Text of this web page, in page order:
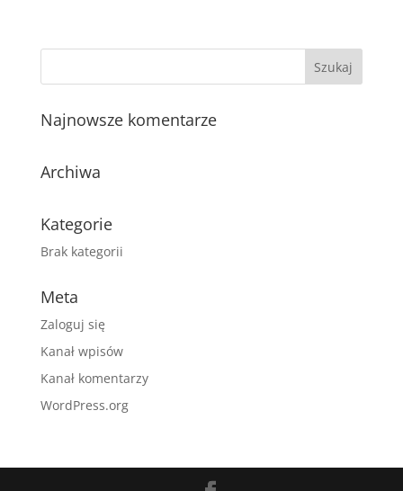
Najnowsze komentarze
Archiwa
Kategorie
Brak kategorii
Meta
Zaloguj się
Kanał wpisów
Kanał komentarzy
WordPress.org